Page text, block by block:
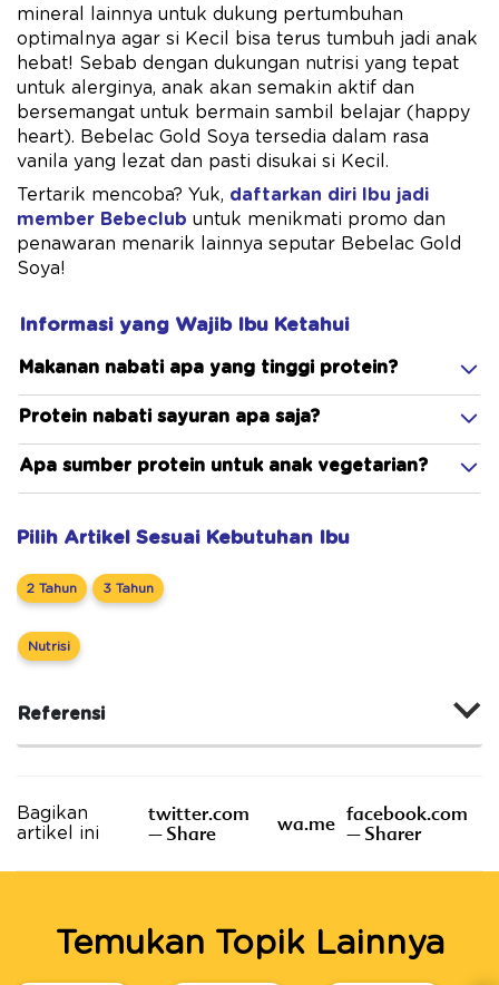
mineral lainnya untuk dukung pertumbuhan
optimalnya agar si Kecil bisa terus tumbuh jadi anak
hebat! Sebab dengan dukungan nutrisi yang tepat
untuk alerginya, anak akan semakin aktif dan
bersemangat untuk bermain sambil belajar (happy
heart). Bebelac Gold Soya tersedia dalam rasa
vanila yang lezat dan pasti disukai si Kecil.
Tertarik mencoba? Yuk, daftarkan diri Ibu jadi
member Bebeclub untuk menikmati promo dan
penawaran menarik lainnya seputar Bebelac Gold
Soya!
Informasi yang Wajib Ibu Ketahui
Makanan nabati apa yang tinggi protein?
Protein nabati sayuran apa saja?
Apa sumber protein untuk anak vegetarian?
Pilih Artikel Sesuai Kebutuhan Ibu
2 Tahun 3 Tahun
Nutrisi
Referensi
Bagikan
artikel ini
twitter.com
– Share
wa.me facebook.com
– Sharer
Temukan Topik Lainnya